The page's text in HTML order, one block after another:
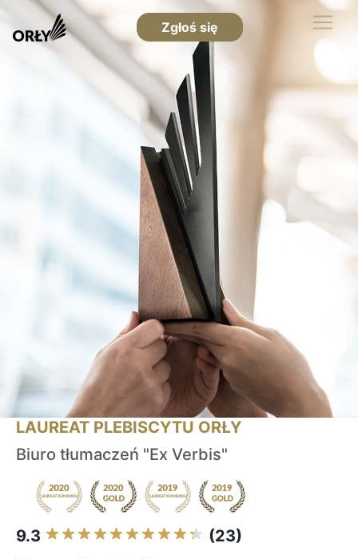
Zgłoś się
LAUREAT PLEBISCYTU ORŁY
Biuro tłumaczeń "Ex Verbis"
9.3 (23)